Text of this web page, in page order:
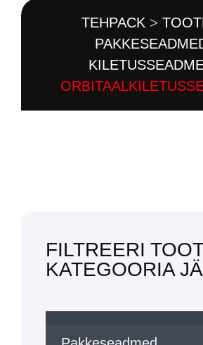
TEHPACK >
FILTREERI
KATEGOORIA